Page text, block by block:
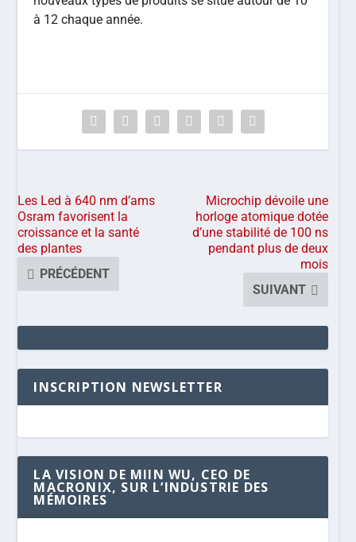
à 12 chaque année.
Les Led à 640 nm d’ams
Osram favorisent la
croissance et la santé
des plantes
PRÉCÉDENT
Microchip dévoile une
horloge atomique dotée
d’une stabilité de 100 ns
pendant plus de deux
mois
SUIVANT
INSCRIPTION NEWSLETTER
LA VISION DE MIIN WU, CEO DE
MACRONIX, SUR L’INDUSTRIE DES
MÉMOIRES